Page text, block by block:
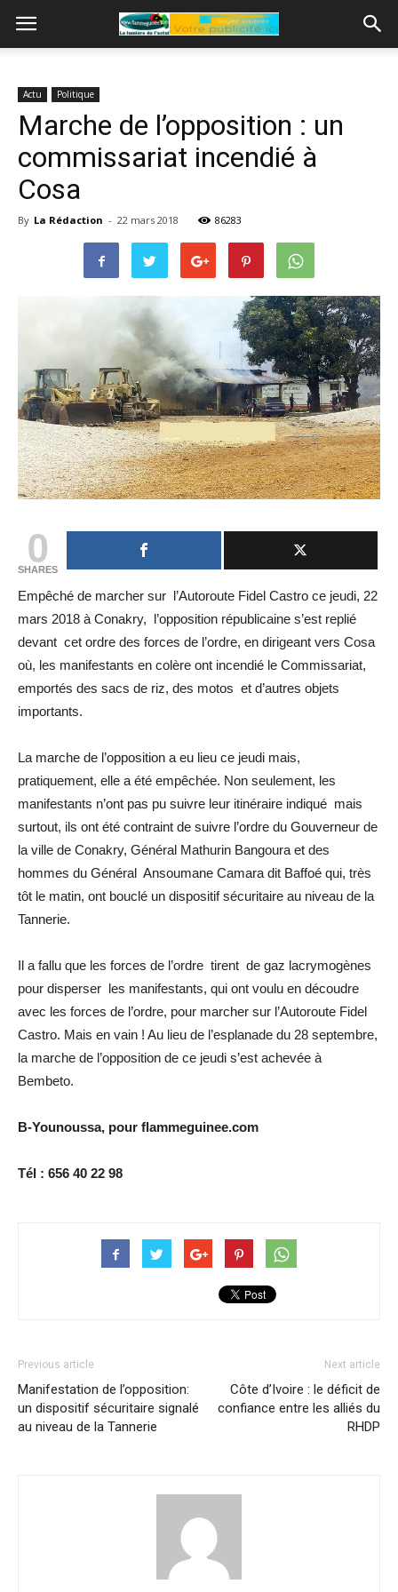
Actu Politique
Marche de l’opposition : un
commissariat incendié à
Cosa
By La Rédaction - 22 mars 2018 86283
0
SHARES
Empêché de marcher sur l’Autoroute Fidel Castro ce jeudi, 22
mars 2018 à Conakry, l’opposition républicaine s’est replié
devant cet ordre des forces de l’ordre, en dirigeant vers Cosa
où, les manifestants en colère ont incendié le Commissariat,
emportés des sacs de riz, des motos et d’autres objets
importants.
La marche de l’opposition a eu lieu ce jeudi mais,
pratiquement, elle a été empêchée. Non seulement, les
manifestants n’ont pas pu suivre leur itinéraire indiqué mais
surtout, ils ont été contraint de suivre l’ordre du Gouverneur de
la ville de Conakry, Général Mathurin Bangoura et des
hommes du Général Ansoumane Camara dit Baffoé qui, très
tôt le matin, ont bouclé un dispositif sécuritaire au niveau de la
Tannerie.
Il a fallu que les forces de l’ordre tirent de gaz lacrymogènes
pour disperser les manifestants, qui ont voulu en découdre
avec les forces de l’ordre, pour marcher sur l’Autoroute Fidel
Castro. Mais en vain ! Au lieu de l’esplanade du 28 septembre,
la marche de l’opposition de ce jeudi s’est achevée à
Bembeto.
B-Younoussa, pour flammeguinee.com
Tél : 656 40 22 98
Previous article
Manifestation de l’opposition:
un dispositif sécuritaire signalé
au niveau de la Tannerie
Next article
Côte d’Ivoire : le déficit de
confiance entre les alliés du
RHDP